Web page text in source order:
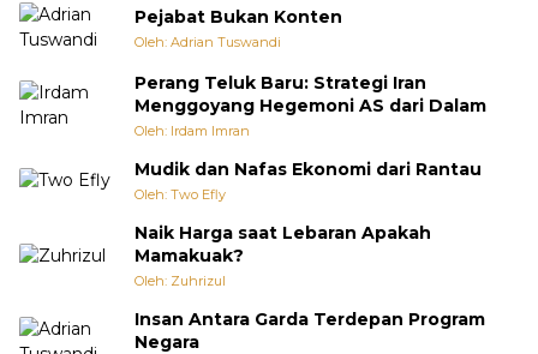
Pejabat Bukan Konten
Oleh: Adrian Tuswandi
Perang Teluk Baru: Strategi Iran
Menggoyang Hegemoni AS dari Dalam
Oleh: Irdam Imran
Mudik dan Nafas Ekonomi dari Rantau
Oleh: Two Efly
Naik Harga saat Lebaran Apakah
Mamakuak?
Oleh: Zuhrizul
Insan Antara Garda Terdepan Program
Negara